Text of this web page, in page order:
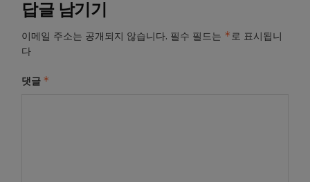
답글 남기기
이메일 주소는 공개되지 않습니다. 필수 필드는 *로 표시됩니
다
댓글 *